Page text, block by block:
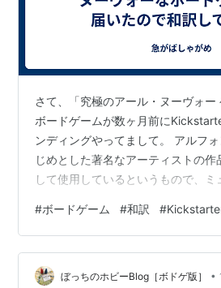
さて、「究極のアール・ヌーヴォー
ボードゲームが数ヶ月前に
ンディングやってまして。 アルフ
じめとした著名なアーティストの作
して使用しているというもので、ミ
サイトを覗いてルールもろくに確認
けでこれはキック*せざるをえない
www.kickstarter.com そして、そん
先日、着弾。 忘れた頃にしれっと我
#ボードゲーム #和訳 #
ぼっちのホビーBlog［ボドゲ版］ •